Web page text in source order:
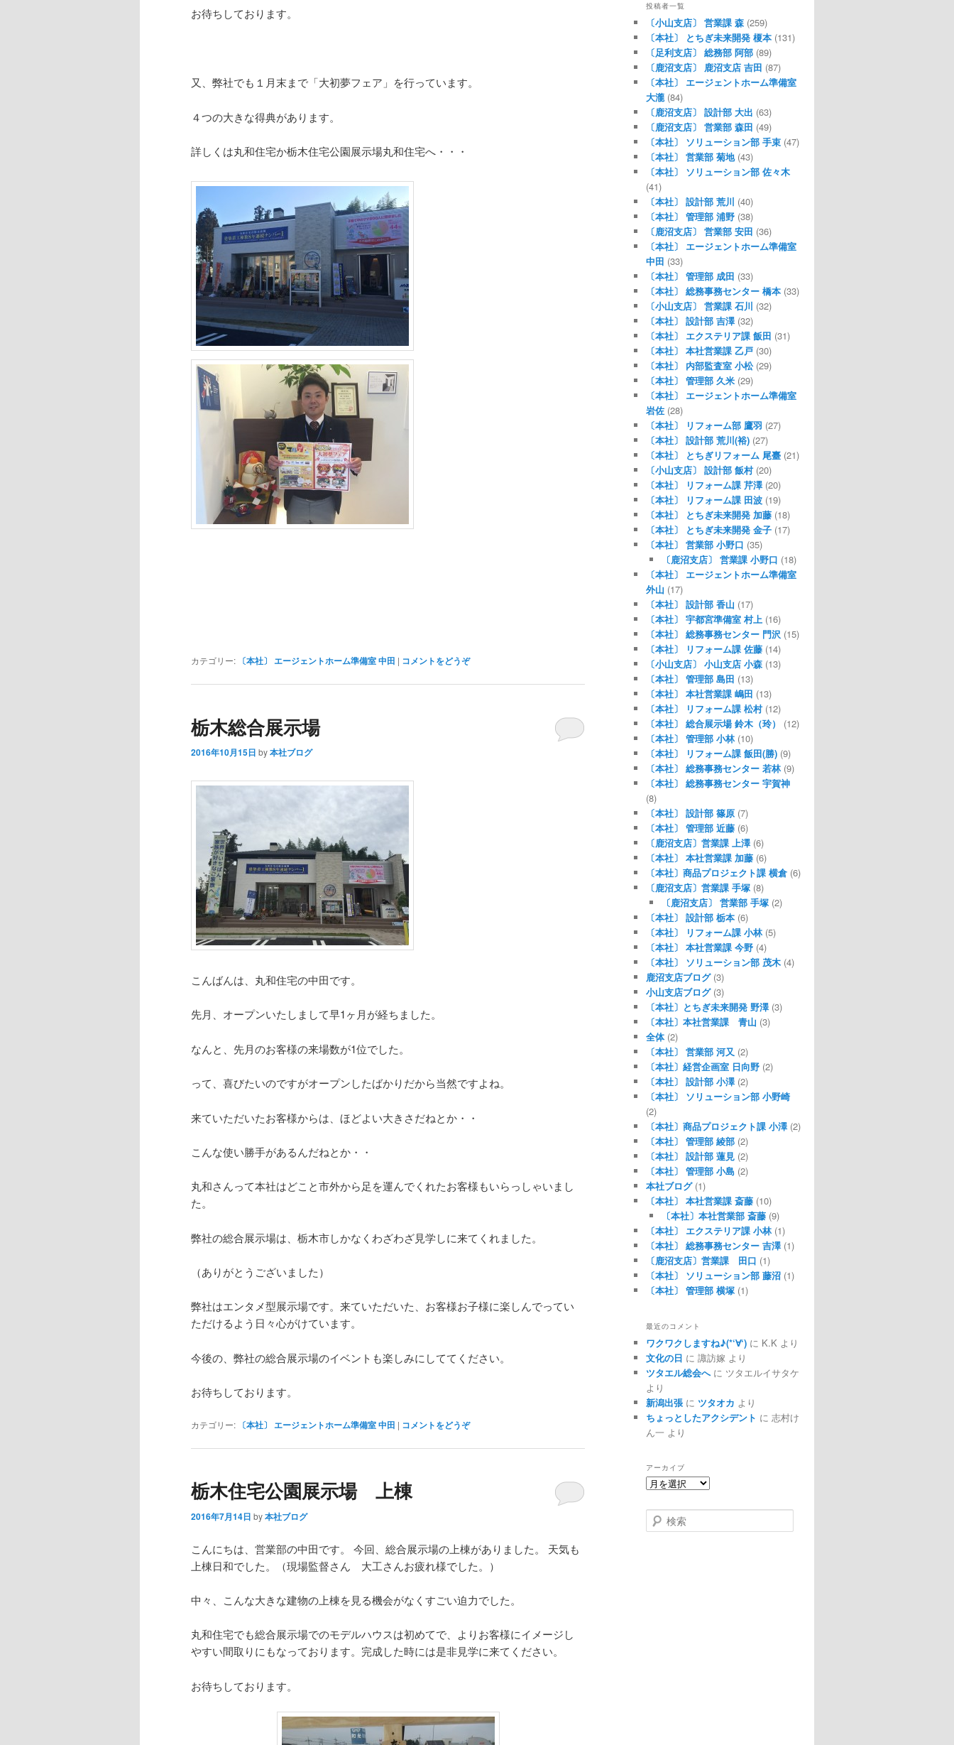
お待ちしております。
又、弊社でも１月末まで「大初夢フェア」を行っています。
４つの大きな得典があります。
詳しくは丸和住宅か栃木住宅公園展示場丸和住宅へ・・・
カテゴリー: 〔本社〕 エージェントホーム準備室 中田 | コメントをどうぞ
栃木総合展示場
2016年10月15日 by本社ブログ
こんばんは、丸和住宅の中田です。
先月、オープンいたしまして早1ヶ月が経ちました。
なんと、先月のお客様の来場数が1位でした。
って、喜びたいのですがオープンしたばかりだから当然ですよね。
来ていただいたお客様からは、ほどよい大きさだねとか・・
こんな使い勝手があるんだねとか・・
丸和さんって本社はどこと市外から足を運んでくれたお客様もいらっしゃいまし
た。
弊社の総合展示場は、栃木市しかなくわざわざ見学しに来てくれました。
（ありがとうございました）
弊社はエンタメ型展示場です。来ていただいた、お客様お子様に楽しんでってい
ただけるよう日々心がけています。
今後の、弊社の総合展示場のイベントも楽しみにしててください。
お待ちしております。
カテゴリー: 〔本社〕 エージェントホーム準備室 中田 | コメントをどうぞ
栃木住宅公園展示場 上棟
2016年7月14日 by本社ブログ
こんにちは、営業部の中田です。 今回、総合展示場の上棟がありました。 天気も
上棟日和でした。（現場監督さん 大工さんお疲れ様でした。）
中々、こんな大きな建物の上棟を見る機会がなくすごい迫力でした。
丸和住宅でも総合展示場でのモデルハウスは初めてで、よりお客様にイメージし
やすい間取りにもなっております。完成した時には是非見学に来てください。
お待ちしております。
投稿者一覧
〔小山支店〕 営業課 森(259)
〔本社〕 とちぎ未来開発 榎本(131)
〔足利支店〕 総務部 阿部(89)
〔鹿沼支店〕 鹿沼支店 吉田 (87)
〔本社〕 エージェントホーム準備室
大瀧(84)
〔鹿沼支店〕 設計部 大出 (63)
〔鹿沼支店〕 営業部 森田 (49)
〔本社〕 ソリューション部 手束(47)
〔本社〕 営業部 菊地(43)
〔本社〕 ソリューション部 佐々木
(41)
〔本社〕 設計部 荒川 (40)
〔本社〕 管理部 浦野(38)
〔鹿沼支店〕 営業部 安田 (36)
〔本社〕 エージェントホーム準備室
中田 (33)
〔本社〕 管理部 成田 (33)
〔本社〕 総務事務センター 橋本(33)
〔小山支店〕 営業課 石川 (32)
〔本社〕 設計部 吉澤(32)
〔本社〕 エクステリア課 飯田 (31)
〔本社〕 本社営業課 乙戸(30)
〔本社〕 内部監査室 小松(29)
〔本社〕 管理部 久米(29)
〔本社〕 エージェントホーム準備室
岩佐(28)
〔本社〕 リフォーム部 鷹羽 (27)
〔本社〕 設計部 荒川(裕)(27)
〔本社〕 とちぎリフォーム 尾臺(21)
〔小山支店〕 設計部 飯村(20)
〔本社〕 リフォーム課 芹澤(20)
〔本社〕 リフォーム課 田波(19)
〔本社〕 とちぎ未来開発 加藤(18)
〔本社〕 とちぎ未来開発 金子(17)
〔本社〕 営業部 小野口 (35)
〔鹿沼支店〕 営業課 小野口 (18)
〔本社〕 エージェントホーム準備室
外山 (17)
〔本社〕 設計部 香山 (17)
〔本社〕 宇都宮準備室 村上(16)
〔本社〕 総務事務センター 門沢(15)
〔本社〕 リフォーム課 佐藤(14)
〔小山支店〕 小山支店 小森(13)
〔本社〕 管理部 島田 (13)
〔本社〕 本社営業課 嶋田 (13)
〔本社〕 リフォーム課 松村(12)
〔本社〕 総合展示場 鈴木（玲）
(12)
〔本社〕 管理部 小林(10)
〔本社〕 リフォーム課 飯田(勝)(9)
〔本社〕 総務事務センター 若林(9)
〔本社〕 総務事務センター 宇賀神
(8)
〔本社〕 設計部 篠原(7)
〔本社〕 管理部 近藤(6)
〔鹿沼支店〕営業課 上澤(6)
〔本社〕 本社営業課 加藤(6)
〔本社〕商品プロジェクト課 横倉(6)
〔鹿沼支店〕営業課 手塚(8)
〔鹿沼支店〕 営業部 手塚 (2)
〔本社〕 設計部 栃本(6)
〔本社〕 リフォーム課 小林(5)
〔本社〕 本社営業課 今野(4)
〔本社〕 ソリューション部 茂木(4)
鹿沼支店ブログ(3)
小山支店ブログ(3)
〔本社〕とちぎ未来開発 野澤(3)
〔本社〕本社営業課 青山 (3)
全体(2)
〔本社〕 営業部 河又(2)
〔本社〕経営企画室 日向野(2)
〔本社〕 設計部 小澤(2)
〔本社〕 ソリューション部 小野崎
(2)
〔本社〕商品プロジェクト課 小澤(2)
〔本社〕 管理部 綾部(2)
〔本社〕 設計部 蓮見(2)
〔本社〕 管理部 小島(2)
本社ブログ(1)
〔本社〕 本社営業課 斎藤(10)
〔本社〕本社営業部 斎藤 (9)
〔本社〕 エクステリア課 小林(1)
〔本社〕 総務事務センター 吉澤(1)
〔鹿沼支店〕営業課 田口 (1)
〔本社〕 ソリューション部 藤沼(1)
〔本社〕 管理部 横塚(1)
最近のコメント
ワクワクしますね♪(*‘∀‘)に K.K より
文化の日 に 諏訪嫁 より
ツタエル総会へに ツタエルイサタケ
より
新潟出張に ツタオカ より
ちょっとしたアクシデント に 志村け
ん一 より
アーカイブ
検索